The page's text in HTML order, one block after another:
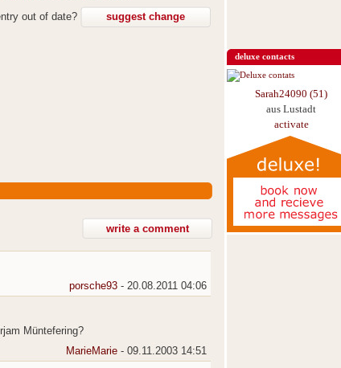
out of date?
suggest change
porsche93- 20.08.2011 04:06
Müntefering?
MarieMarie- 09.11.2003 14:51
deluxe contacts
Sarah24090 (51)
aus Lustadt
activate